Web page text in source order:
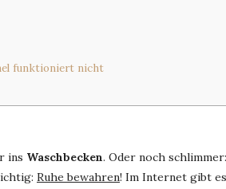
funktioniert nicht
ins Waschbecken. Oder noch
Ruhe bewahren! Im Internet gibt